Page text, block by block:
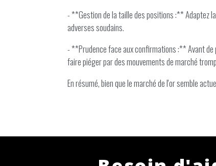
- **Gestion de la taille des positions :** Adaptez
adverses soudains.
- **Prudence face aux confirmations :** Avant
faire piéger par des mouvements de marché
En résumé, bien que le marché de l'or semble